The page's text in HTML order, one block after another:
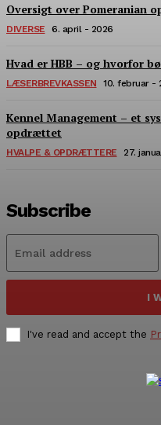
Oversigt over Pomeranian
DIVERSE 6. april - 2026
Hvad er HBB – og hvorfor
LÆSERBREVKASSEN 10. februar -
Kennel Management – et
opdrættet
HVALPE & OPDRÆTTERE 27.
Subscribe
I
I've read and accept the